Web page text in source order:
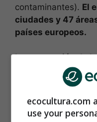
contaminantes). El
ciudades y 47
países europeos.
La puntuación de
elaboró con un
las tasas de
mortalidad evitable
por la presencia de
ecocultura.com
use your